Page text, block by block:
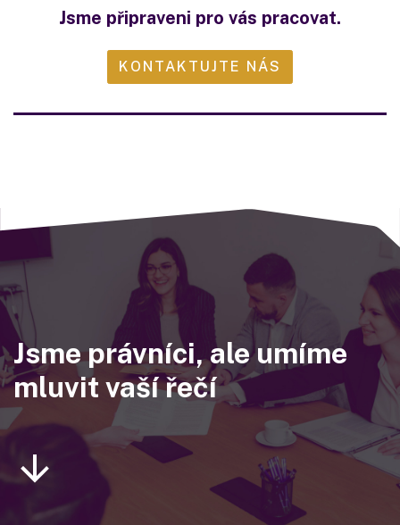
Jsme připraveni pro vás pracovat.
KONTAKTUJTE NÁS
Jsme právníci, ale umíme
mluvit vaší řečí